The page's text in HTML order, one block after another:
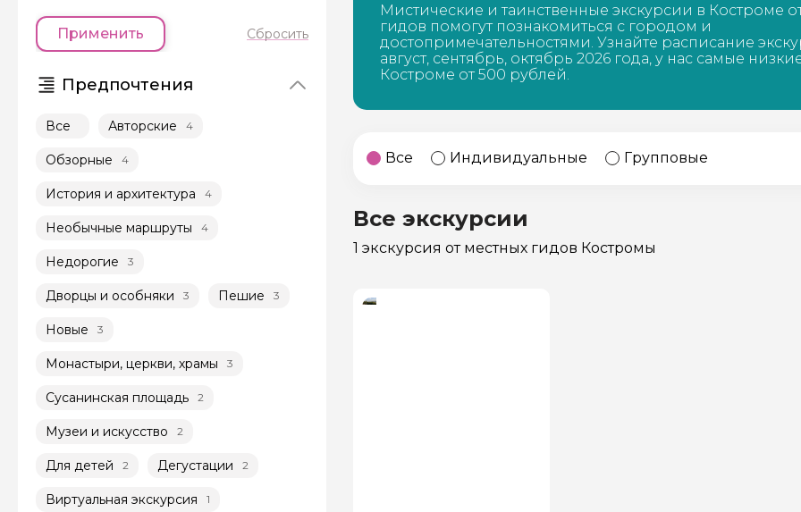
Калининград
Россия
28 экскурсий
Кисловодск
Россия
20 экскурсий
Дербент 17 экскурсий
Применить Сбросить
Предпочтения
Все Авторские 4
Обзорные 4
История и архитектура 4
Необычные маршруты 4
Недорогие 3
Дворцы и особняки 3 Пешие 3
Новые 3
Монастыри, церкви, храмы 3
Сусанинская площадь 2
Музеи и искусство 2
Для детей 2 Дегустации 2
Виртуальная экскурсия 1
Мистические и таинственные экскурсии в Костроме
гидов помогут познакомиться с городом и
достопримечательностями. Узнайте расписание
август, сентябрь, октябрь 2026 года, у нас самые
Костроме от 500 рублей.
Все Индивидуальные Групповые
Все экскурсии
1 экскурсия от местных гидов Костромы